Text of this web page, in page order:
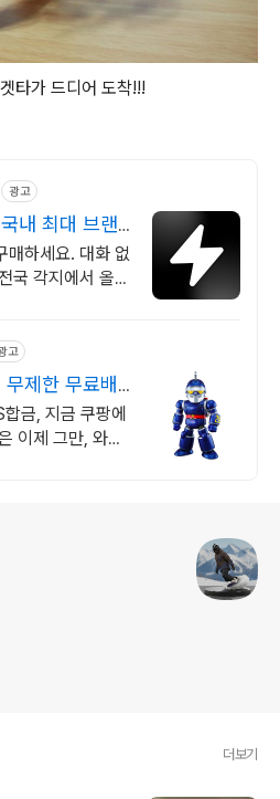
타가 드디어 도착!!!
광고
내 최대 브랜
매하세요. 대화 없
국 각지에서 올라
고
제한 무료배
금, 지금 쿠팡에
이제 그만, 와우
더보기